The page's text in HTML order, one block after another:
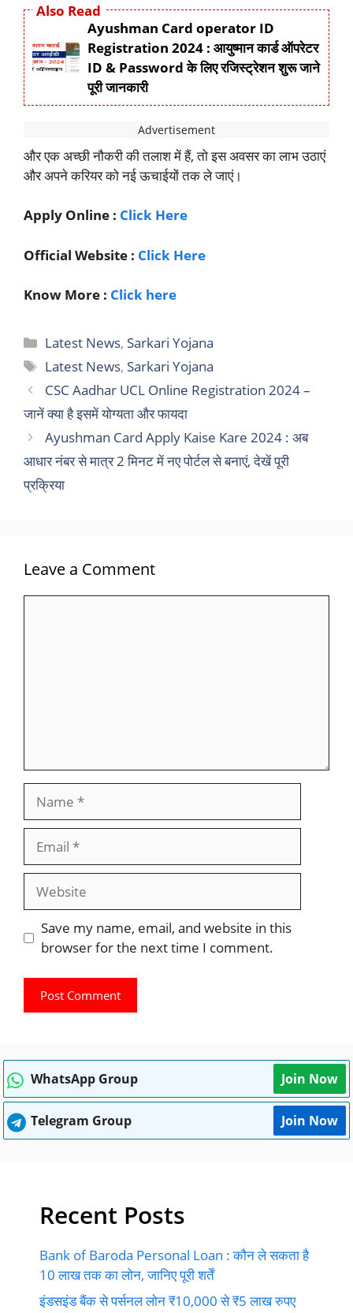
Also Read
Ayushman Card operator ID
Registration 2024 : आयुष्मान कार्ड ऑपरेटर
ID & Password के लिए रजिस्ट्रेशन शुरू जाने
पूरी जानकारी
और एक अच्छी नौकरी की तलाश में हैं, तो इस अवसर का लाभ उठाएं
और अपने करियर को नई ऊचाईयों तक ले जाएं।
Apply Online : Click Here
Official Website : Click Here
Know More : Click here
Categories
Latest News, Sarkari Yojana
Tags
Latest News, Sarkari Yojana
CSC Aadhar UCL Online Registration 2024 –
जानें क्या है इसमें योग्यता और फायदा
Ayushman Card Apply Kaise Kare 2024 : अब
आधार नंबर से मात्र 2 मिनट में नए पोर्टल से बनाएं, देखें पूरी
प्रक्रिया
Leave a Comment
Website
Save my name, email, and website in this
browser for the next time I comment.
WhatsApp Group Join Now
Telegram Group Join Now
Recent Posts
Bank of Baroda Personal Loan : कौन ले सकता है
10 लाख तक का लोन, जानिए पूरी शर्तें
इंडसइंड बैंक से पर्सनल लोन ₹10,000 से ₹5 लाख रुपए